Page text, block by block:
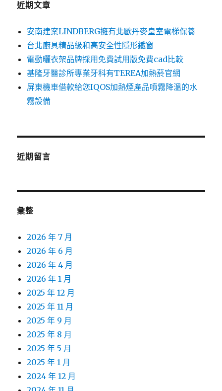
近期文章
安南建案LINDBERG擁有北歐丹麥皇室電梯保養
台北廚具精品級和高安全性隱形鐵窗
電動曬衣架品牌採用免費試用版免費cad比較
基隆牙醫診所專業牙科有TEREA加熱菸官網
屏東機車借款給您IQOS加熱煙產品噴霧降溫的水
霧設備
近期留言
彙整
2026 年 7 月
2026 年 6 月
2026 年 4 月
2026 年 1 月
2025 年 12 月
2025 年 11 月
2025 年 9 月
2025 年 8 月
2025 年 5 月
2025 年 1 月
2024 年 12 月